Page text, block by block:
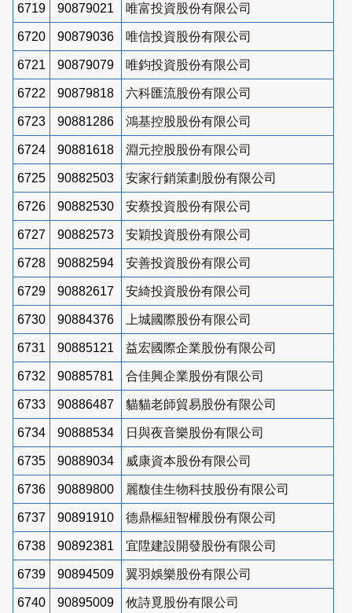
6719 90879021 唯富投資股份有限公司
6720 90879036 唯信投資股份有限公司
6721 90879079 唯鈞投資股份有限公司
6722 90879818 六科匯流股份有限公司
6723 90881286 鴻基控股股份有限公司
6724 90881618 淵元控股股份有限公司
6725 90882503 安家行銷策劃股份有限公司
6726 90882530 安蔡投資股份有限公司
6727 90882573 安穎投資股份有限公司
6728 90882594 安善投資股份有限公司
6729 90882617 安綺投資股份有限公司
6730 90884376 上城國際股份有限公司
6731 90885121 益宏國際企業股份有限公司
6732 90885781 合佳興企業股份有限公司
6733 90886487 貓貓老師貿易股份有限公司
6734 90888534 日與夜音樂股份有限公司
6735 90889034 威康資本股份有限公司
6736 90889800 麗馥佳生物科技股份有限公司
6737 90891910 德鼎樞紐智權股份有限公司
6738 90892381 宜陞建設開發股份有限公司
6739 90894509 翼羽娛樂股份有限公司
6740 90895009 攸詩覓股份有限公司